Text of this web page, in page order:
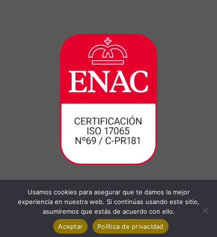
Usamos cookies para asegurar que te damos la mejor
experiencia en nuestra web. Si continúas usando este sitio,
asumiremos que estás de acuerdo con ello.
Aceptar
Política de privacidad